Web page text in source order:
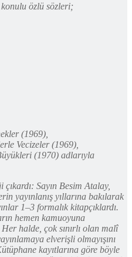
özlü sözleri;
(1969),
Vecizeler (1969),
(1970) adlarıyla
Sayın Besim Atalay,
yayınlanış yıllarına bakılarak
1–3 formalık kitapçıklardı.
hemen kamuoyuna
halde, çok sınırlı olan malî
elverişli olmayışını
kayıtlarına göre böyle